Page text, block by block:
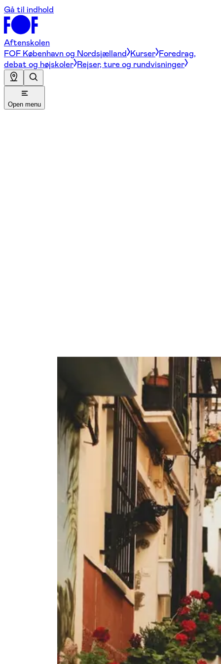
Gå til indhold
Aftenskolen
FOF København og Nordsjælland Kurser Foredrag,
debat og højskoler Rejser, ture og rundvisninger
Open menu